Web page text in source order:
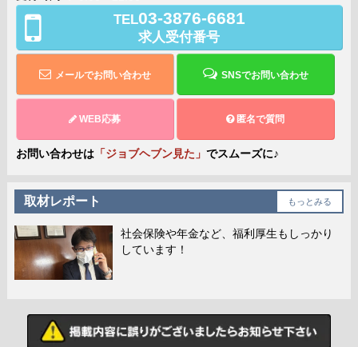
TEL03-3876-6681
求人受付番号
メールでお問い合わせ SNSでお問い合わせ
WEB応募 匿名で質問
お問い合わせは「ジョブヘブン見た」 でスムーズに♪
取材レポート もっとみる
社会保険や年金など、福利厚生もしっかり
しています！